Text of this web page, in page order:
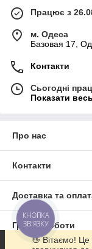
Працює з
м. Одеса
Базовая 17,
Контакти
Сьогодні
Показати
Про нас
Контакти
Доставка та
Графік роботи
👋 Вітаємо!
КНОПКА
ЗВ'ЯЗКУ